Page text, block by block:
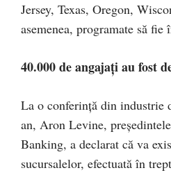
Jersey, Texas, Oregon,
asemenea, programate să fie
40.000 de angajați au fost
La o conferință din industrie
an, Aron Levine,
Banking, a declarat că va
sucursalelor, efectuată în